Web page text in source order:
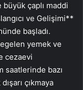
büyük çaplı maddi
ve Gelişimi**
başladı.
yemek ve
cezaevi
saatlerinde bazı
çıkmaya